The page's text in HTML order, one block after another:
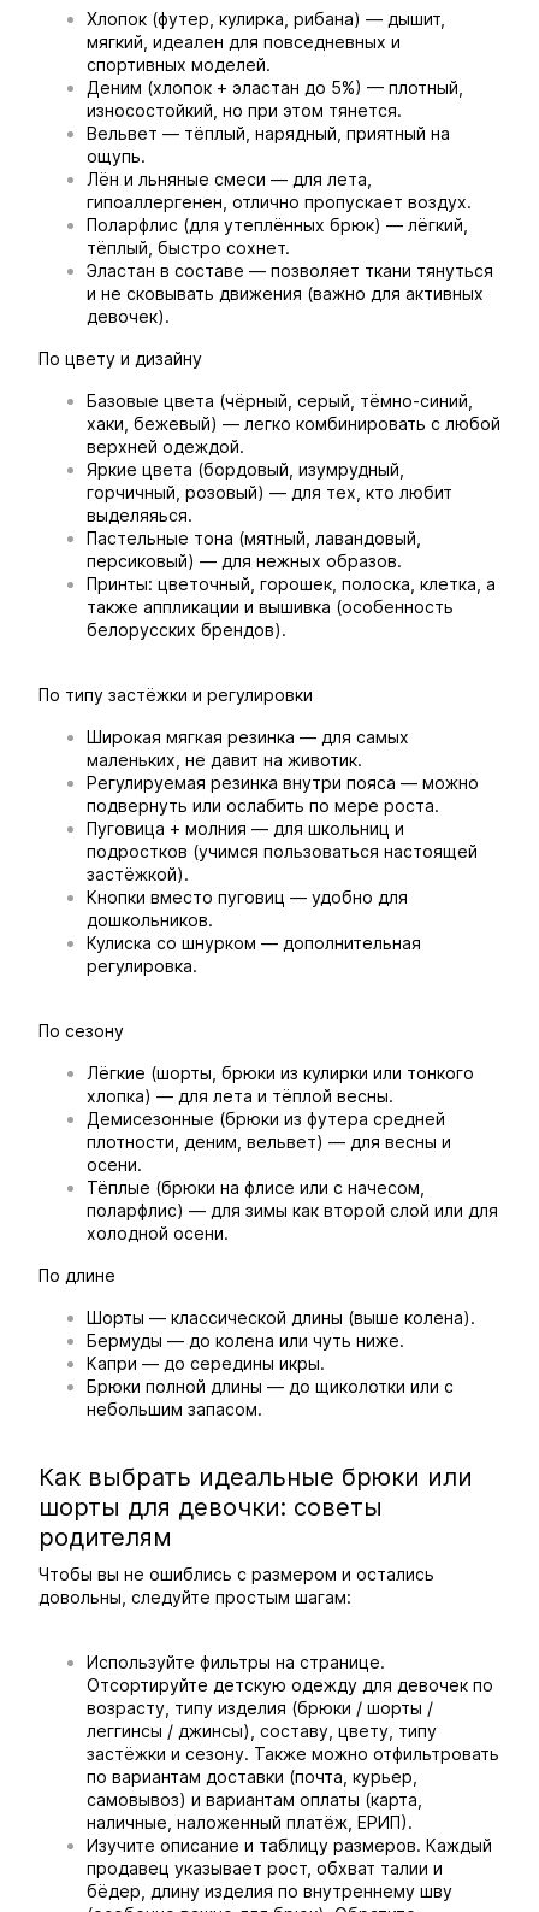
Хлопок (футер, кулирка, рибана) — дышит,
мягкий, идеален для повседневных и
спортивных моделей.
Деним (хлопок + эластан до 5%) — плотный,
износостойкий, но при этом тянется.
Вельвет — тёплый, нарядный, приятный на
ощупь.
Лён и льняные смеси — для лета,
гипоаллергенен, отлично пропускает воздух.
Поларфлис (для утеплённых брюк) — лёгкий,
тёплый, быстро сохнет.
Эластан в составе — позволяет ткани тянуться
и не сковывать движения (важно для активных
девочек).
По цвету и дизайну
Базовые цвета (чёрный, серый, тёмно-синий,
хаки, бежевый) — легко комбинировать с любой
верхней одеждой.
Яркие цвета (бордовый, изумрудный,
горчичный, розовый) — для тех, кто любит
выделяяься.
Пастельные тона (мятный, лавандовый,
персиковый) — для нежных образов.
Принты: цветочный, горошек, полоска, клетка, а
также аппликации и вышивка (особенность
белорусских брендов).
По типу застёжки и регулировки
Широкая мягкая резинка — для самых
маленьких, не давит на животик.
Регулируемая резинка внутри пояса — можно
подвернуть или ослабить по мере роста.
Пуговица + молния — для школьниц и
подростков (учимся пользоваться настоящей
застёжкой).
Кнопки вместо пуговиц — удобно для
дошкольников.
Кулиска со шнурком — дополнительная
регулировка.
По сезону
Лёгкие (шорты, брюки из кулирки или тонкого
хлопка) — для лета и тёплой весны.
Демисезонные (брюки из футера средней
плотности, деним, вельвет) — для весны и
осени.
Тёплые (брюки на флисе или с начесом,
поларфлис) — для зимы как второй слой или для
холодной осени.
По длине
Шорты — классической длины (выше колена).
Бермуды — до колена или чуть ниже.
Капри — до середины икры.
Брюки полной длины — до щиколотки или с
небольшим запасом.
Как выбрать идеальные брюки или
шорты для девочки: советы
родителям
Чтобы вы не ошиблись с размером и остались
довольны, следуйте простым шагам:
Используйте фильтры на странице.
Отсортируйте детскую одежду для девочек по
возрасту, типу изделия (брюки / шорты /
леггинсы / джинсы), составу, цвету, типу
застёжки и сезону. Также можно отфильтровать
по вариантам доставки (почта, курьер,
самовывоз) и вариантам оплаты (карта,
наличные, наложенный платёж, ЕРИП).
Изучите описание и таблицу размеров. Каждый
продавец указывает рост, обхват талии и
бёдер, длину изделия по внутреннему шву